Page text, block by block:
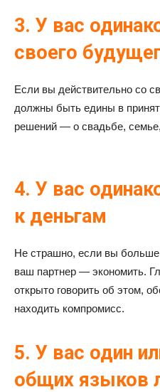
3. У вас
своего
Если вы действительно со
должны быть едины в
решений — о свадьбе,
4. У вас
к деньгам
Не страшно, если вы больше
ваш партнер — экономить.
открыто говорить об этом,
находить компромисс.
5. У вас один
общих языков